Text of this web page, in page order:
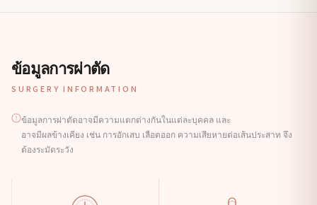
ข้อมูลการผ่าตัด
SURGERY INFORMATION
ข้อมูลการผ่าตัดอาจมีความแตกต่างกันในแต่ละบุคคล และ
อาจมีผลข้างเคียง เช่น การอักเสบ เลือดออก ความเสียหายต่อเส้นประสาท จึง
ต้องระมัดระวัง